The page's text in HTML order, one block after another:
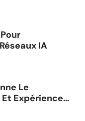
IA
Le
Expérience